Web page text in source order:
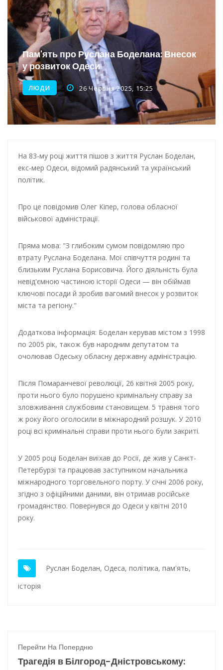
Інтеграція ветеранів в українське суспільство
Нічна атака на Одесу: наслідки обстрілу
Енергетична підтримка для Одеси
Пам'ять про Руслана Боделана: Внесок
у розвиток Одеси
ЛЮДИ 26 Червня 2025, 15:25
На 83-му році життя пішов з життя Руслан Боделан,
екс-мер Одеси, відомий радянський та український
політик.
Про це повідомив Олег Кіпер, голова обласної
військової адміністрації.
Пряма мова: "З глибоким сумом повідомляю про
втрату Руслана Боделана. Мої співчуття родині та
близьким Руслана Борисовича. Його діяльність була
невід'ємною частиною історії Одеси — він обіймав
ключові посади й зробив вагомий внесок у розвиток
міста та регіону."
Додаткова інформація: Боделан керував містом з 1998
по 2005 рік, також був народним депутатом та
очолював Одеську обласну державну адміністрацію.
Після Помаранчевої революції, 26 квітня 2005 року,
проти нього було порушено кримінальну справу за
зловживання службовим становищем. 5 травня того
ж року його оголосили в міжнародний розшук. У 2010
році всі кримінальні справи проти нього були закриті.
У 2005 році Боделан виїхав до Росії, де жив у Санкт-
Петербурзі та працював заступником начальника
міжнародного торговельного порту. У січні 2006 року,
згідно з офіційними даними, він отримав російське
громадянство. Повернувся до Одеси у квітні 2010
року.
Руслан Боделан, Одеса, політика, пам'ять,
історія
Перейти На Попердню
Трагедія в Білгород-Дністровському: